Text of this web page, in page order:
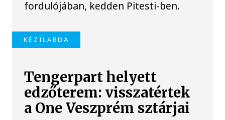
fordulójában, kedden Pitesti-ben.
KÉZILABDA
Tengerpart helyett
edzőterem: visszatértek
a One Veszprém sztárjai